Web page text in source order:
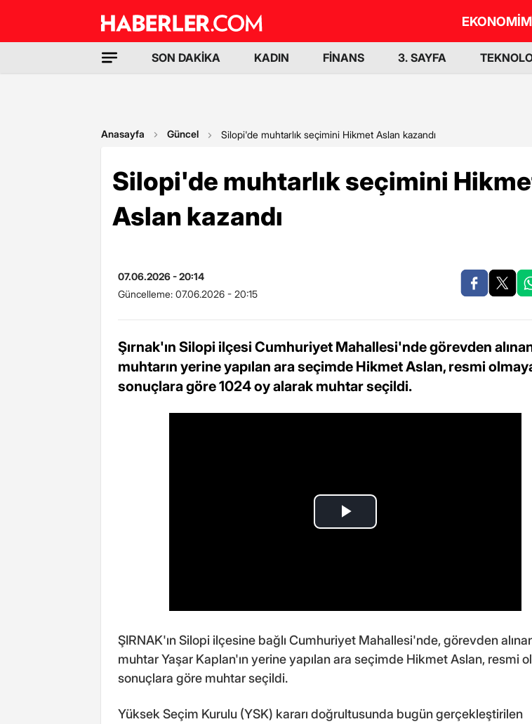
EKONOMİ
SON DAKİKA KADIN FİNANS 3. SAYFA
Anasayfa Güncel Silopi'de muhtarlık seçimini Hikmet Aslan kazandı
Silopi'de muhtarlık seçimini
Aslan kazandı
07.06.2026 - 20:14
Güncelleme: 07.06.2026 - 20:15
Şırnak'ın Silopi ilçesi Cumhuriyet Mahallesi'nde görevden
muhtarın yerine yapılan ara seçimde Hikmet Aslan, resmi
sonuçlara göre 1024 oy alarak muhtar seçildi.
ŞIRNAK'ın Silopi ilçesine bağlı Cumhuriyet Mahallesi'nde, görevden
muhtar Yaşar Kaplan'ın yerine yapılan ara seçimde Hikmet Aslan, resmi
sonuçlara göre muhtar seçildi.
Yüksek Seçim Kurulu (YSK) kararı doğrultusunda bugün gerçekleştirilen